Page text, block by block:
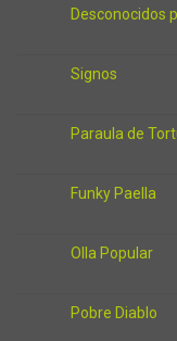
Desconocidos
Signos
Paraula de
Funky Paella
Olla Popular
Pobre Diablo